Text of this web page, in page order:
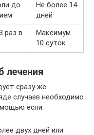
до
Не более 14
дней
раз в
Максимум
10 суток
лечения
сразу же
случаев необходимо
если:
двух дней или